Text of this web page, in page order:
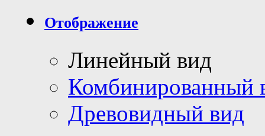
Отображение
Линейный вид
Комбинированный
Древовидный вид